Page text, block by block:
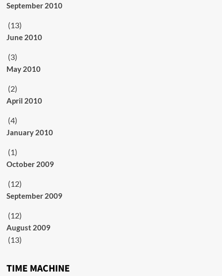
September 2010
(13)
June 2010
(3)
May 2010
(2)
April 2010
(4)
January 2010
(1)
October 2009
(12)
September 2009
(12)
August 2009
(13)
TIME MACHINE